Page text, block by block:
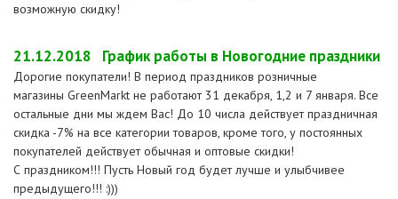
возможную скидку!
21.12.2018 График работы в Новогодние праздники
Дорогие покупатели! В период праздников розничные
магазины GreenMarkt не работают 31 декабря, 1,2 и 7 января. Все
остальные дни мы ждем Вас! До 10 числа действует праздничная
скидка -7% на все категории товаров, кроме того, у постоянных
покупателей действует обычная и оптовые скидки!
С праздником!!! Пусть Новый год будет лучше и улыбчивее
предыдущего!!! :)))